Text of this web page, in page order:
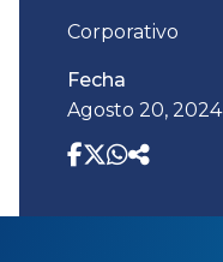
Corporativo
Fecha
Agosto 20, 2024